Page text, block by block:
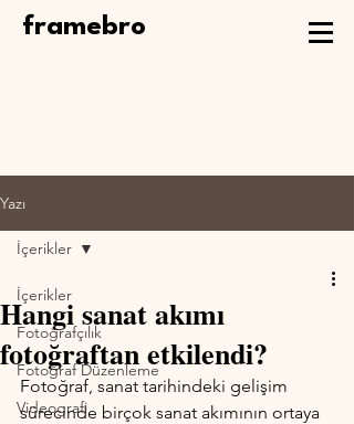
framebro
Yazı
İçerikler
Fotoğrafçılık
Fotoğraf Düzenleme
Videografi
İçerikler
Hangi sanat akımı
fotoğraftan etkilendi?
Fotoğraf, sanat tarihindeki gelişim
sürecinde birçok sanat akımının ortaya